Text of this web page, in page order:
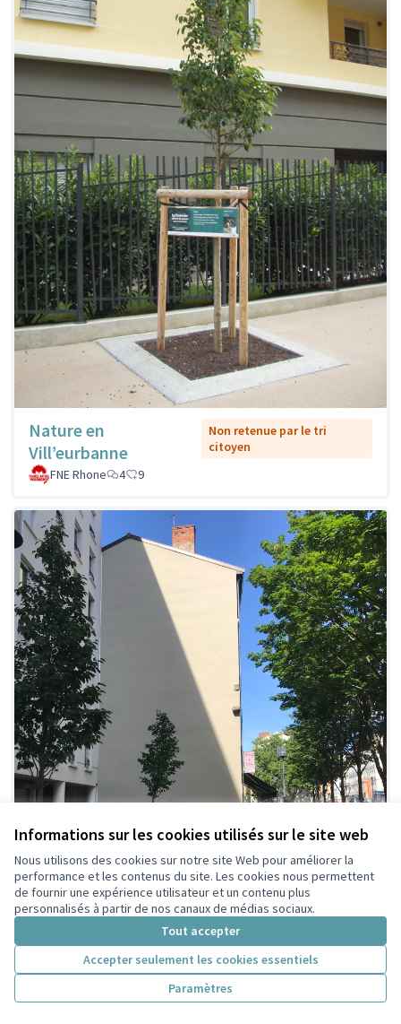
Informations sur les cookies utilisés sur le site web
Nous utilisons des cookies sur notre site Web pour améliorer la
performance et les contenus du site. Les cookies nous permettent
de fournir une expérience utilisateur et un contenu plus
personnalisés à partir de nos canaux de médias sociaux.
Tout accepter
Accepter seulement les cookies essentiels
Paramètres
Nature en
Vill’eurbanne
Non retenue par le tri
citoyen
FNE Rhone
4 9